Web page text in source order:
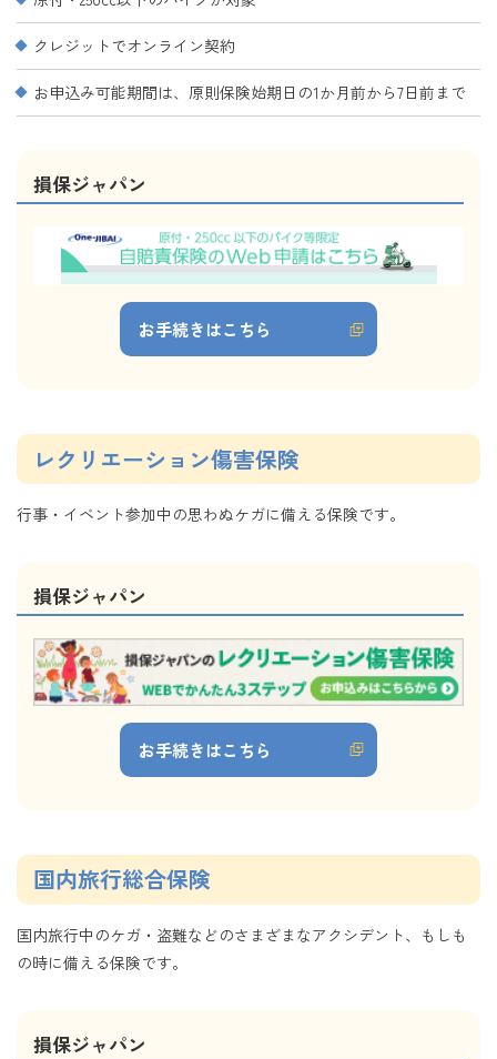
クレジットでオンライン契約
お申込み可能期間は、原則保険始期日の1か月前から7日前まで
損保ジャパン
お手続きはこちら
レクリエーション傷害保険
行事・イベント参加中の思わぬケガに備える保険です。
損保ジャパン
お手続きはこちら
国内旅行総合保険
国内旅行中のケガ・盗難などのさまざまなアクシデント、もしも
の時に備える保険です。
損保ジャパン